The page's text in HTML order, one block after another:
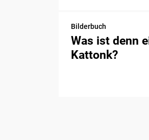
Bilderbuch
Was ist denn
Kattonk?